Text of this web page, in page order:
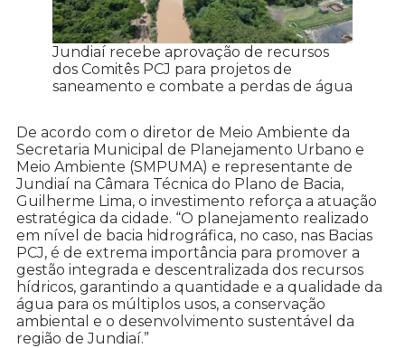
Jundiaí recebe aprovação de recursos
dos Comitês PCJ para projetos de
saneamento e combate a perdas de água
De acordo com o diretor de Meio Ambiente da
Secretaria Municipal de Planejamento Urbano e
Meio Ambiente (SMPUMA) e representante de
Jundiaí na Câmara Técnica do Plano de Bacia,
Guilherme Lima, o investimento reforça a atuação
estratégica da cidade. “O planejamento realizado
em nível de bacia hidrográfica, no caso, nas Bacias
PCJ, é de extrema importância para promover a
gestão integrada e descentralizada dos recursos
hídricos, garantindo a quantidade e a qualidade da
água para os múltiplos usos, a conservação
ambiental e o desenvolvimento sustentável da
região de Jundiaí.”